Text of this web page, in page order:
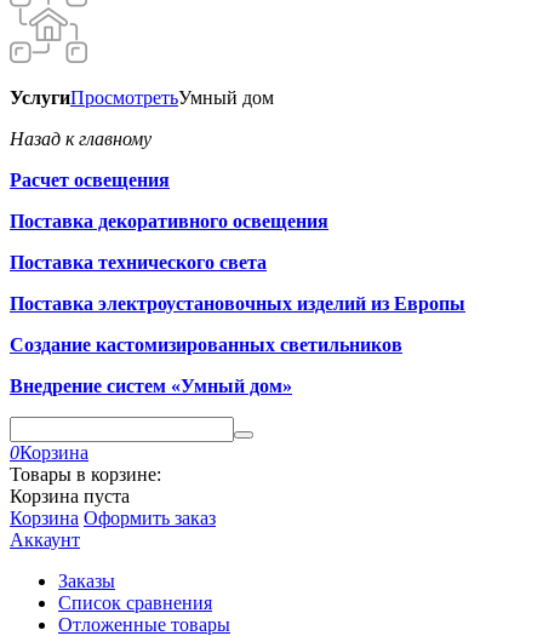
УслугиПросмотретьУмный дом
Назад к главному
Расчет освещения
Поставка декоративного освещения
Поставка технического света
Поставка электроустановочных изделий из Европы
Создание кастомизированных светильников
Внедрение систем «Умный дом»
0Корзина
Товары в корзине:
Корзина пуста
Корзина Оформить заказ
Аккаунт
Заказы
Список сравнения
Отложенные товары